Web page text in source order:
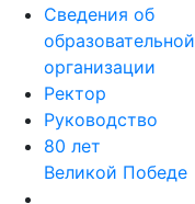
Сведения об
образовательной
организации
Ректор
Руководство
80 лет
Великой Победе